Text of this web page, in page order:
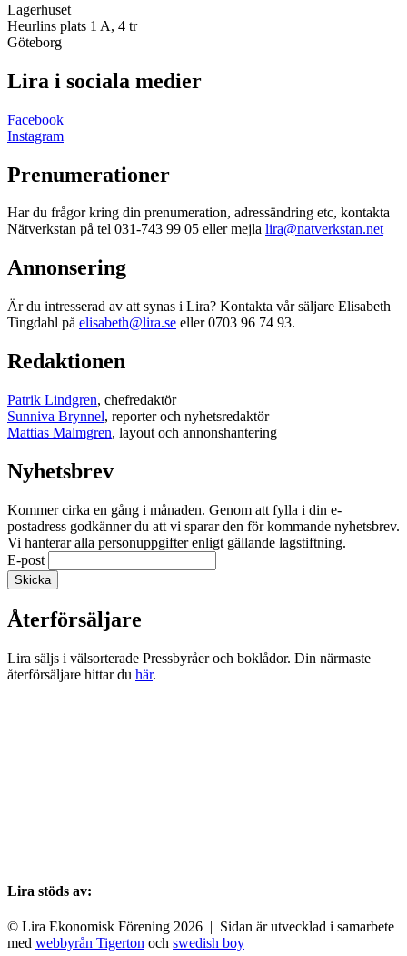
Lagerhuset
Heurlins plats 1 A, 4 tr
Göteborg
Lira i sociala medier
Facebook
Instagram
Prenumerationer
Har du frågor kring din prenumeration, adressändring etc, kontakta
Nätverkstan på tel 031-743 99 05 eller mejla lira@natverkstan.net
Annonsering
Är du intresserad av att synas i Lira? Kontakta vår säljare Elisabeth
Tingdahl på elisabeth@lira.se eller 0703 96 74 93.
Redaktionen
Patrik Lindgren, chefredaktör
Sunniva Brynnel, reporter och nyhetsredaktör
Mattias Malmgren, layout och annonshantering
Nyhetsbrev
Kommer cirka en gång i månaden. Genom att fylla i din e-
postadress godkänner du att vi sparar den för kommande nyhetsbrev.
Vi hanterar alla personuppgifter enligt gällande lagstiftning.
E-post
Återförsäljare
Lira säljs i välsorterade Pressbyråer och boklådor. Din närmaste
återförsäljare hittar du här.
Lira stöds av:
© Lira Ekonomisk Förening 2026 | Sidan är utvecklad i samarbete
med webbyrån Tigerton och swedish boy